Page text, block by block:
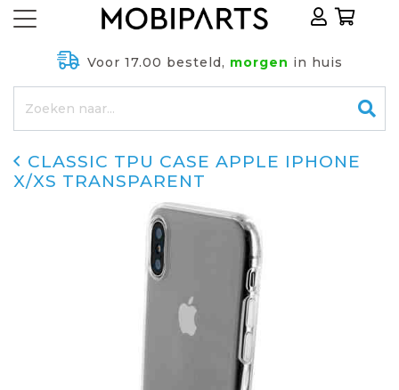
Voor 17.00 besteld, morgen in huis
CLASSIC TPU CASE APPLE IPHONE
X/XS TRANSPARENT